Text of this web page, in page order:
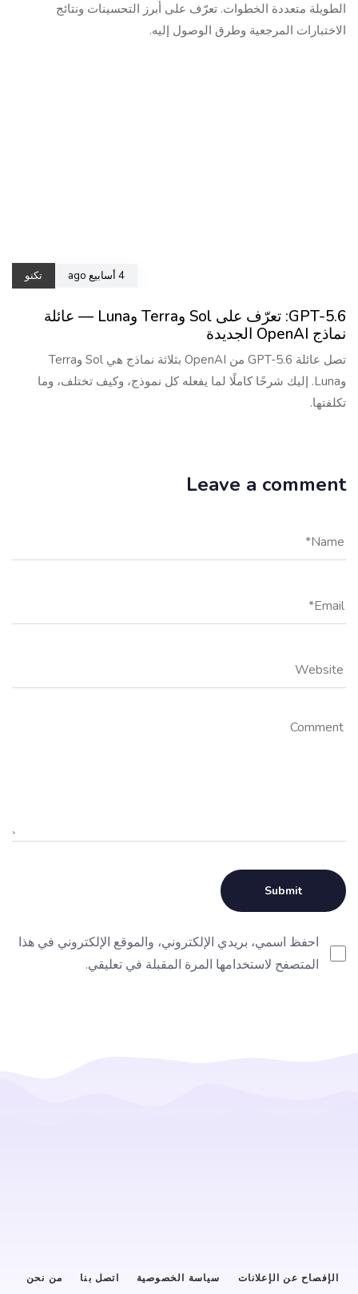
الطويلة متعددة الخطوات. تعرّف على أبرز التحسينات ونتائج
الاختبارات المرجعية وطرق الوصول إليه.
4 أسابيع ago تكنو
GPT-5.6: تعرّف على Sol وTerra وLuna — عائلة
نماذج OpenAI الجديدة
تصل عائلة GPT-5.6 من OpenAI بثلاثة نماذج هي Sol وTerra
وLuna. إليك شرحًا كاملًا لما يفعله كل نموذج، وكيف تختلف، وما
تكلفتها.
Leave a comment
احفظ اسمي، بريدي الإلكتروني، والموقع الإلكتروني في هذا
المتصفح لاستخدامها المرة المقبلة في تعليقي.
الإفصاح عن الإعلانات سياسة الخصوصية اتصل بنا من نحن